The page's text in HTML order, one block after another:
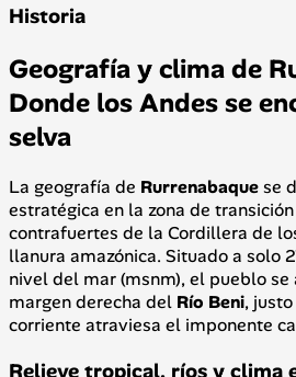
Historia
Geografía y clima de
Donde los Andes se
selva
La geografía de Rurrenabaquese
estratégica en la zona de
contrafuertes de la Cordillera de
llanura amazónica. Situado a solo
nivel del mar (msnm), el pueblo se
margen derecha del Río Beni,
corriente atraviesa el imponente
Relieve tropical, ríos y clima